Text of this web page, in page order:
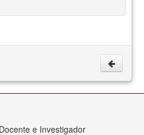
e Investigador